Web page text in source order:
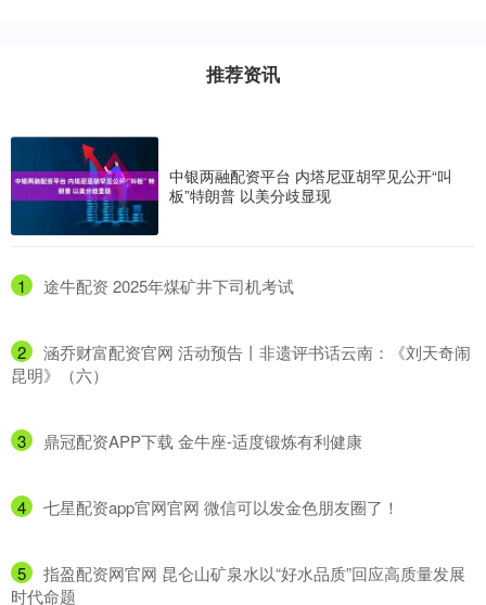
推荐资讯
中银两融配资平台 内塔尼亚胡罕见公开“叫
板”特朗普 以美分歧显现
1 ​途牛配资 2025年煤矿井下司机考试
2
​涵乔财富配资官网 活动预告丨非遗评书话云南：《刘天奇闹
昆明》（六）
3 ​鼎冠配资APP下载 金牛座-适度锻炼有利健康
4 ​七星配资app官网官网 微信可以发金色朋友圈了！
5
​指盈配资网官网 昆仑山矿泉水以“好水品质”回应高质量发展
时代命题